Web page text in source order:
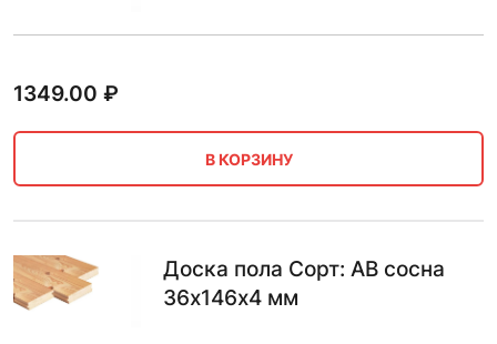
1349.00 ₽
В КОРЗИНУ
Доска пола Сорт: AB сосна
36х146х4 мм